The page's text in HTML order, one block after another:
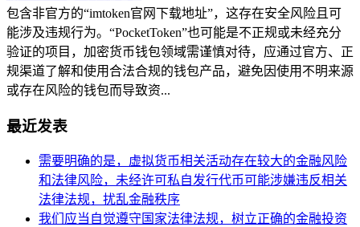
包含非官方的“imtoken官网下载地址”，这存在安全风险且可
能涉及违规行为。“PocketToken”也可能是不正规或未经充分
验证的项目，加密货币钱包领域需谨慎对待，应通过官方、正
规渠道了解和使用合法合规的钱包产品，避免因使用不明来源
或存在风险的钱包而导致资...
最近发表
需要明确的是，虚拟货币相关活动存在较大的金融风险
和法律风险，未经许可私自发行代币可能涉嫌违反相关
法律法规，扰乱金融秩序
我们应当自觉遵守国家法律法规，树立正确的金融投资